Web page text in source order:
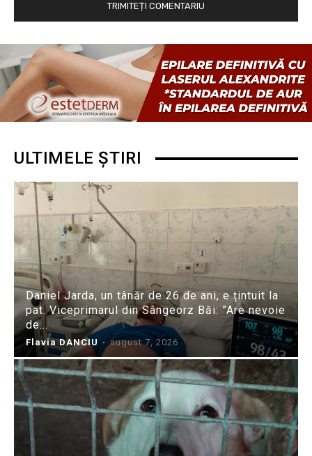
ULTIMELE ȘTIRI
Daniel Jarda, un tânăr de 26 de ani, e țintuit la
pat. Viceprimarul din Sângeorz Băi: ”Are nevoie
de...
Flavia DANCIU - august 7, 2026